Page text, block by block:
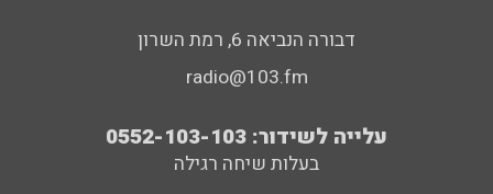
דבורה הנביאה 6, רמת השרון
radio@103.fm
עלייה לשידור: 0552-103-103
בעלות שיחה רגילה